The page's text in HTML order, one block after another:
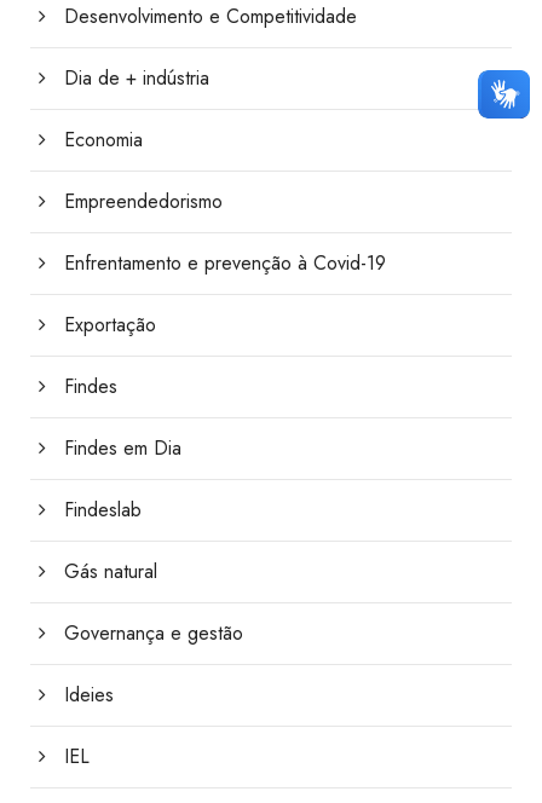
Desenvolvimento e Competitividade
Dia de + indústria
Economia
Empreendedorismo
Enfrentamento e prevenção à Covid-19
Exportação
Findes
Findes em Dia
Findeslab
Gás natural
Governança e gestão
Ideies
IEL